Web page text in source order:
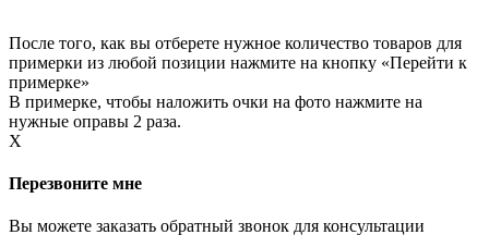
После того, как вы отберете нужное количество товаров для
примерки из любой позиции нажмите на кнопку «Перейти к
примерке»
В примерке, чтобы наложить очки на фото нажмите на
нужные оправы 2 раза.
X
Перезвоните мне
Вы можете заказать обратный звонок для консультации